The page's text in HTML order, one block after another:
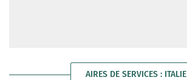
AIRES DE SERVICES : ITALIE